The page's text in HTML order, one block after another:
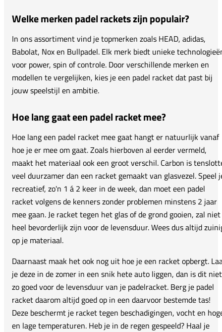
Welke merken padel rackets zijn populair?
In ons assortiment vind je topmerken zoals HEAD, adidas,
Babolat, Nox en Bullpadel. Elk merk biedt unieke
voor power, spin of controle. Door verschillende merken en
modellen te vergelijken, kies je een padel racket dat past bij
jouw speelstijl en ambitie.
Hoe lang gaat een padel racket mee?
Hoe lang een padel racket mee gaat hangt er natuurlijk vanaf
hoe je er mee om gaat. Zoals hierboven al eerder vermeld,
maakt het materiaal ook een groot verschil. Carbon is
veel duurzamer dan een racket gemaakt van glasvezel. Speel
recreatief, zo'n 1 á 2 keer in de week, dan moet een padel
racket volgens de kenners zonder problemen minstens 2 jaar
mee gaan. Je racket tegen het glas of de grond gooien, zal niet
heel bevorderlijk zijn voor de levensduur. Wees dus altijd
op je materiaal.
Daarnaast maak het ook nog uit hoe je een racket opbergt.
je deze in de zomer in een snik hete auto liggen, dan is dit niet
zo goed voor de levensduur van je padelracket. Berg je padel
racket daarom altijd goed op in een daarvoor bestemde tas!
Deze beschermt je racket tegen beschadigingen, vocht en
en lage temperaturen. Heb je in de regen gespeeld? Haal je